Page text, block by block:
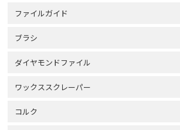
ファイルガイド
ブラシ
ダイヤモンドファイル
ワックススクレーパー
コルク